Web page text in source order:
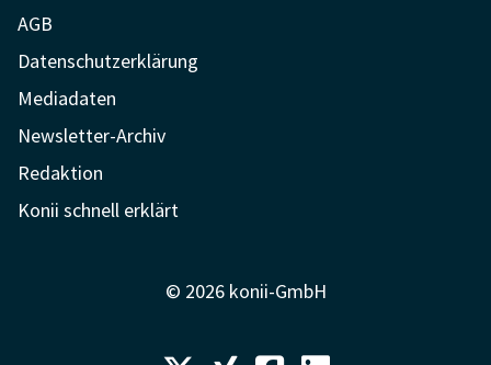
AGB
Datenschutzerklärung
Mediadaten
Newsletter-Archiv
Redaktion
Konii schnell erklärt
© 2026 konii-GmbH